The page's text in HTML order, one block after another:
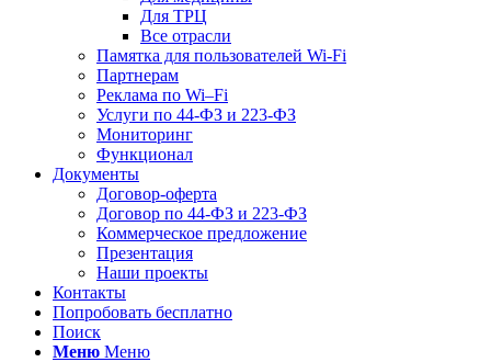
Для ТРЦ
Все отрасли
Памятка для пользователей Wi-Fi
Партнерам
Реклама по Wi–Fi
Услуги по 44-ФЗ и 223-ФЗ
Мониторинг
Функционал
Документы
Договор-оферта
Договор по 44-ФЗ и 223-ФЗ
Коммерческое предложение
Презентация
Наши проекты
Контакты
Попробовать бесплатно
Поиск
Меню Меню